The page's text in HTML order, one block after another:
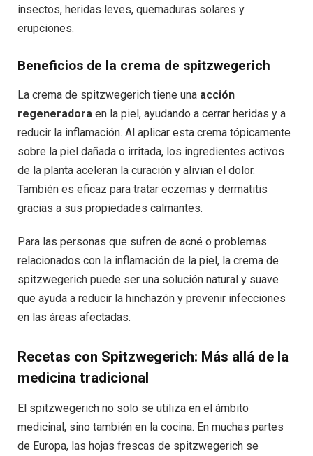
insectos, heridas leves, quemaduras solares y
erupciones.
Beneficios de la crema de spitzwegerich
La crema de spitzwegerich tiene una acción
regeneradora en la piel, ayudando a cerrar heridas y a
reducir la inflamación. Al aplicar esta crema tópicamente
sobre la piel dañada o irritada, los ingredientes activos
de la planta aceleran la curación y alivian el dolor.
También es eficaz para tratar eczemas y dermatitis
gracias a sus propiedades calmantes.
Para las personas que sufren de acné o problemas
relacionados con la inflamación de la piel, la crema de
spitzwegerich puede ser una solución natural y suave
que ayuda a reducir la hinchazón y prevenir infecciones
en las áreas afectadas.
Recetas con Spitzwegerich: Más allá de la
medicina tradicional
El spitzwegerich no solo se utiliza en el ámbito
medicinal, sino también en la cocina. En muchas partes
de Europa, las hojas frescas de spitzwegerich se